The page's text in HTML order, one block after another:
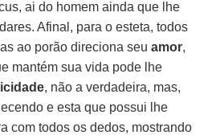
ai do homem ainda que lhe
Afinal, para o esteta, todos
ao porão direciona seuamor,
mantém sua vida pode lhe
, não a verdadeira, mas,
e esta que possui lhe
com todos os dedos, mostrando